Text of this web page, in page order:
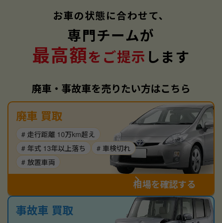
お車の状態に合わせて、
専門チームが
最高額をご提示 します
廃車・事故車を売りたい方はこちら
廃車 買取
# 走行距離 10万km超え
# 年式 13年以上落ち
# 車検切れ
# 放置車両
相場を確認する
事故車 買取